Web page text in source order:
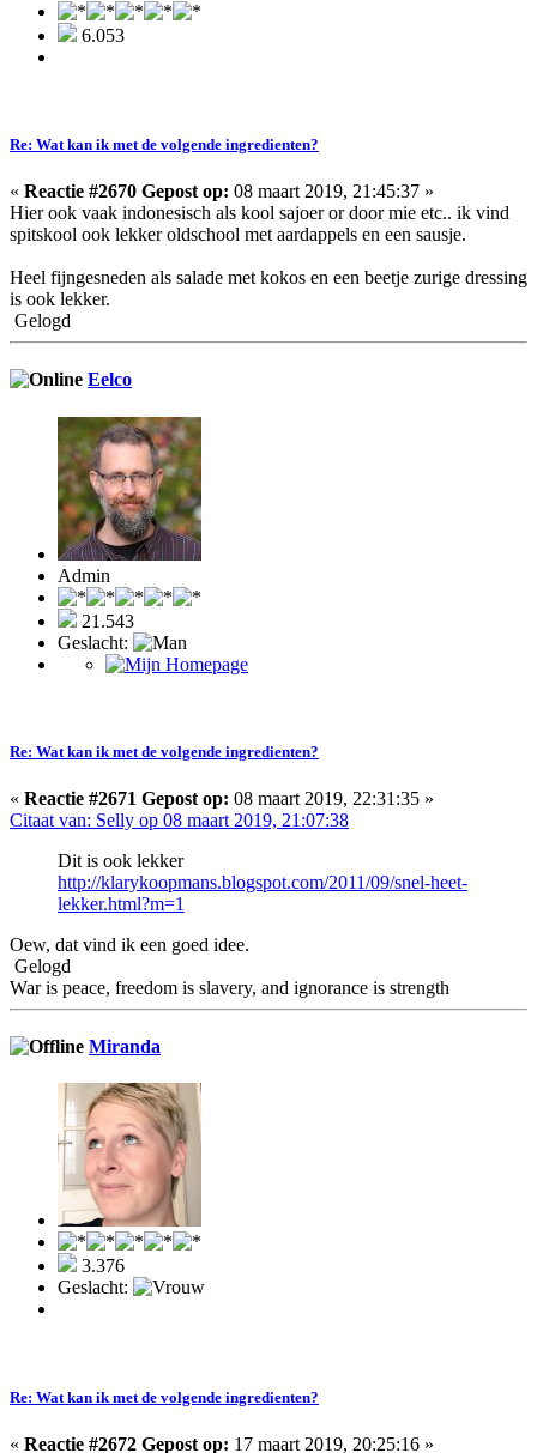
6.053
Re: Wat kan ik met de volgende ingredienten?
« Reactie #2670 Gepost op: 08 maart 2019, 21:45:37 »
Hier ook vaak indonesisch als kool sajoer or door mie etc.. ik vind
spitskool ook lekker oldschool met aardappels en een sausje.
Heel fijngesneden als salade met kokos en een beetje zurige dressing
is ook lekker.
Gelogd
Eelco
Admin
21.543
Geslacht:
Re: Wat kan ik met de volgende ingredienten?
« Reactie #2671 Gepost op: 08 maart 2019, 22:31:35 »
Citaat van: Selly op 08 maart 2019, 21:07:38
Dit is ook lekker
http://klarykoopmans.blogspot.com/2011/09/snel-heet-
lekker.html?m=1
Oew, dat vind ik een goed idee.
Gelogd
War is peace, freedom is slavery, and ignorance is strength
Miranda
3.376
Geslacht:
Re: Wat kan ik met de volgende ingredienten?
« Reactie #2672 Gepost op: 17 maart 2019, 20:25:16 »